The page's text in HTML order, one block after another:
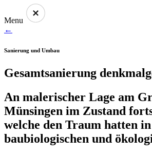
Menu
←
Sanierung und Umbau
Gesamtsanierung
An malerischer Lage am
Münsingen im Zustand
welche den Traum hatten
baubiologischen und